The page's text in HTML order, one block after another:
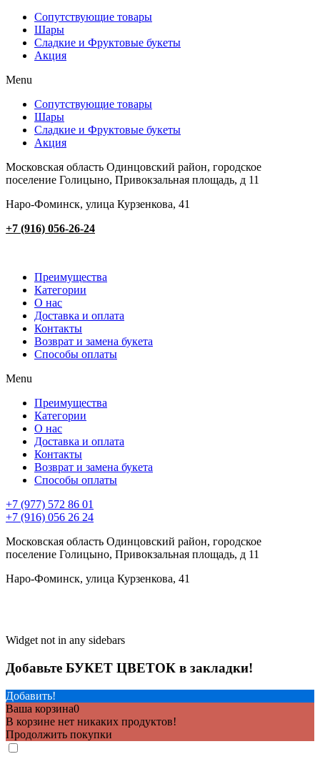
Сопутствующие товары
Шары
Сладкие и Фруктовые букеты
Акция
Menu
Сопутствующие товары
Шары
Сладкие и Фруктовые букеты
Акция
Московская область Одинцовский район, городское
поселение Голицыно, Привокзальная площадь, д 11
Наро-Фоминск, улица Курзенкова, 41
+7 (916) 056-26-24
Преимущества
Категории
О нас
Доставка и оплата
Контакты
Возврат и замена букета
Способы оплаты
Menu
Преимущества
Категории
О нас
Доставка и оплата
Контакты
Возврат и замена букета
Способы оплаты
+7 (977) 572 86 01
+7 (916) 056 26 24
Московская область Одинцовский район, городское
поселение Голицыно, Привокзальная площадь, д 11
Наро-Фоминск, улица Курзенкова, 41
Widget not in any sidebars
Добавьте БУКЕТ ЦВЕТОК в закладки!
Добавить!
Ваша корзина0
В корзине нет никаких продуктов!
Продолжить покупки